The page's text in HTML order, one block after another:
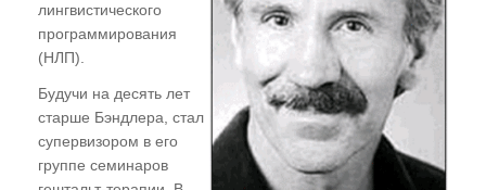
лингвистического
программирования
(НЛП).
Будучи на десять лет
старше Бэндлера, стал
супервизором в его
группе семинаров